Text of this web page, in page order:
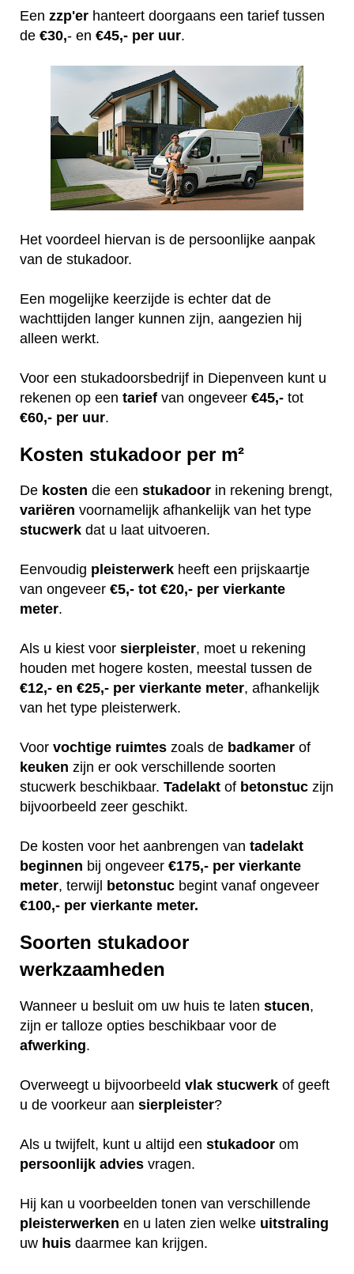
Een zzp'er hanteert doorgaans een tarief tussen
de €30,- en €45,- per uur.
Het voordeel hiervan is de persoonlijke aanpak
van de stukadoor.
Een mogelijke keerzijde is echter dat de
wachttijden langer kunnen zijn, aangezien hij
alleen werkt.
Voor een stukadoorsbedrijf in Diepenveen kunt u
rekenen op een tarief van ongeveer €45,- tot
€60,- per uur.
Kosten stukadoor per m²
De kosten die een stukadoor in rekening brengt,
variëren voornamelijk afhankelijk van het type
stucwerk dat u laat uitvoeren.
Eenvoudig pleisterwerk heeft een prijskaartje
van ongeveer €5,- tot €20,- per vierkante
meter.
Als u kiest voor sierpleister, moet u rekening
houden met hogere kosten, meestal tussen de
€12,- en €25,- per vierkante meter, afhankelijk
van het type pleisterwerk.
Voor vochtige ruimtes zoals de badkamer of
keuken zijn er ook verschillende soorten
stucwerk beschikbaar. Tadelakt of betonstuc zijn
bijvoorbeeld zeer geschikt.
De kosten voor het aanbrengen van tadelakt
beginnen bij ongeveer €175,- per vierkante
meter, terwijl betonstuc begint vanaf ongeveer
€100,- per vierkante meter.
Soorten stukadoor
werkzaamheden
Wanneer u besluit om uw huis te laten stucen,
zijn er talloze opties beschikbaar voor de
afwerking.
Overweegt u bijvoorbeeld vlak stucwerk of geeft
u de voorkeur aan sierpleister?
Als u twijfelt, kunt u altijd een stukadoor om
persoonlijk advies vragen.
Hij kan u voorbeelden tonen van verschillende
pleisterwerken en u laten zien welke uitstraling
uw huis daarmee kan krijgen.